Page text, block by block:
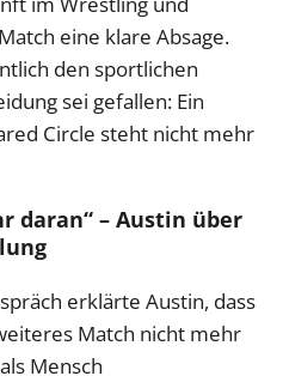
eine klare Absage.
den sportlichen
sei gefallen: Ein
Circle steht nicht mehr
daran“ – Austin über
erklärte Austin, dass
Match nicht mehr
Mensch